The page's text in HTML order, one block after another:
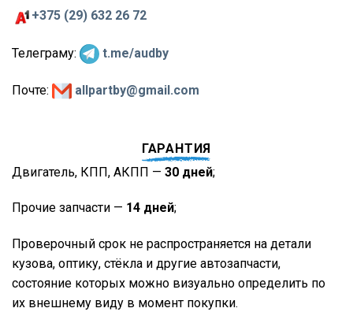
+375 (29) 632 26 72
Телеграму: t.me/audby
Почте: allpartby@gmail.com
ГАРАНТИЯ
Двигатель, КПП, АКПП — 30 дней;
Прочие запчасти — 14 дней;
Проверочный срок не распространяется на детали
кузова, оптику, стёкла и другие автозапчасти,
состояние которых можно визуально определить по
их внешнему виду в момент покупки.